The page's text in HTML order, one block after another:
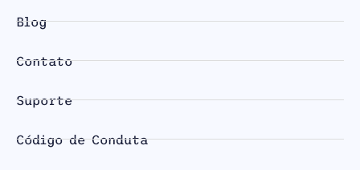
Blog
Contato
Suporte
Código de Conduta